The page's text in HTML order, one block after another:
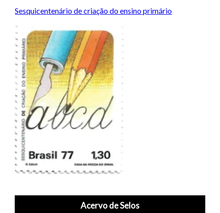
Sesquicentenário de criação do ensino primário
Acervo de Selos